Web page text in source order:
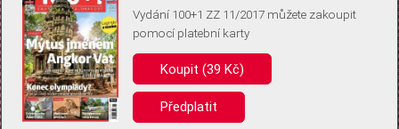
Pro základní fungování webu nepotřebujeme ukládat žádné informace
(tzv. cookies apod.). Rádi bychom vás ale požádali o souhlas s
uložením volitelných informací:
Vydání 100+1 ZZ 11/2017 můžete zakoupit
pomocí platební karty
Koupit (39 Kč)
Předplatit